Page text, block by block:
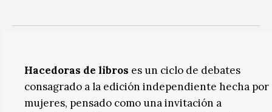
Hacedoras de libros es un ciclo de debates
consagrado a la edición independiente hecha por
mujeres, pensado como una invitación a